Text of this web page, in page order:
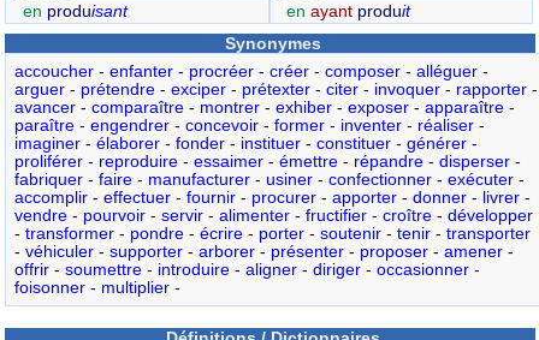
en produisant
enayant produit
Synonymes
accoucher- enfanter- procréer- créer- composer- alléguer-
arguer- prétendre- exciper- prétexter- citer- invoquer- rapporter-
avancer- comparaître- montrer- exhiber- exposer- apparaître-
paraître- engendrer- concevoir- former- inventer- réaliser-
imaginer- élaborer- fonder- instituer- constituer- générer-
proliférer- reproduire- essaimer- émettre- répandre- disperser-
fabriquer- faire- manufacturer- usiner- confectionner- exécuter-
accomplir- effectuer- fournir- procurer- apporter- donner- livrer-
vendre- pourvoir- servir- alimenter- fructifier- croître- développer
- transformer- pondre- écrire- porter- soutenir- tenir- transporter
- véhiculer- supporter- arborer- présenter- proposer- amener-
offrir- soumettre- introduire- aligner- diriger- occasionner-
foisonner- multiplier-